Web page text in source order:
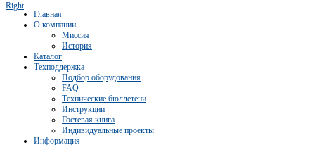
Right
Главная
О компании
Миссия
История
Каталог
Техподдержка
Подбор оборудования
FAQ
Технические бюллетени
Инструкции
Гостевая книга
Индивидуальные проекты
Информация